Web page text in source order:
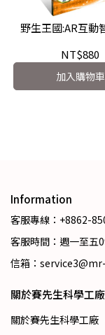
野生王國:AR互動
NT$880
加入購物車
Information
客服專線：+8862-
客服時間：週一至五
信箱：
關於賽先生科學工廠
關於賽先生科學工廠